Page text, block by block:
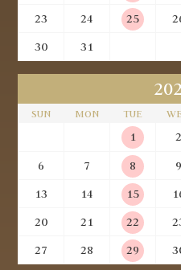
23
24 25
30
31
SUN MON TUE
1 2
6
7 8 9
13
14 15
20
21 22
27
28 29